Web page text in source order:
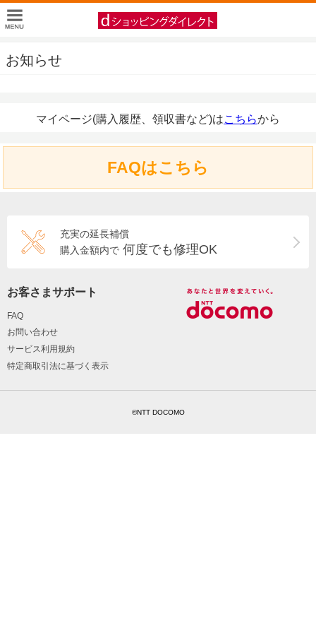
お知らせ
マイページ(購入履歴、領収書など)はこちらから
FAQはこちら
充実の延長補償
購入金額内で 何度でも修理OK
お客さまサポート
FAQ
お問い合わせ
サービス利用規約
特定商取引法に基づく表示
©NTT DOCOMO